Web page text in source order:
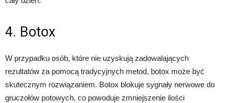
4. Botox
W przypadku osób, które nie uzyskują zadowalających
rezultatów za pomocą tradycyjnych metod, botox może być
skutecznym rozwiązaniem. Botox blokuje sygnały nerwowe do
gruczołów potowych, co powoduje zmniejszenie ilości